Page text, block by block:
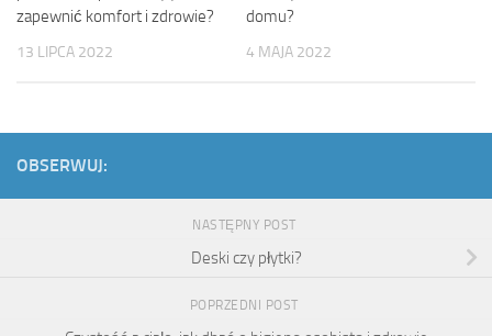
zapewnić komfort i zdrowie?
13 LIPCA 2022
domu?
4 MAJA 2022
OBSERWUJ:
NASTĘPNY POST
Deski czy płytki?
POPRZEDNI POST